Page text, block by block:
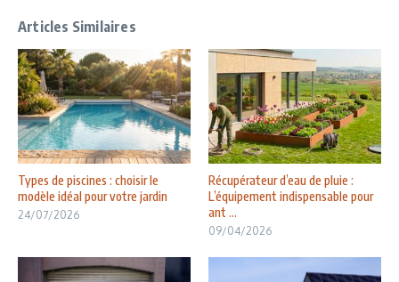
Articles Similaires
Types de piscines : choisir le
modèle idéal pour votre jardin
24/07/2026
Récupérateur d’eau de pluie :
L’équipement indispensable pour
ant ...
09/04/2026